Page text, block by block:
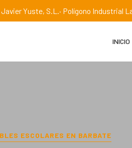
Yuste, S.L.· Polígono Industrial
INICIO
ESCOLARES EN BARBATE